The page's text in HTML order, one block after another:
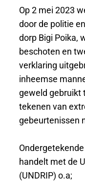
Op 2 mei 2023
door de politie
dorp Bigi Poika,
beschoten en
verklaring
inheemse
geweld gebruikt
tekenen van
gebeurtenissen
handelt met de
(UNDRIP) o.a;